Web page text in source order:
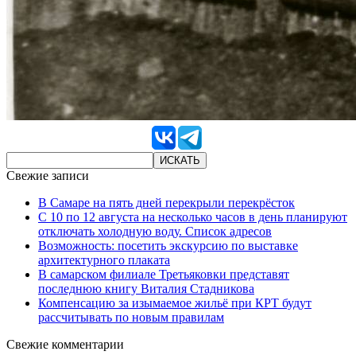
Свежие записи
В Самаре на пять дней перекрыли перекрёсток
С 10 по 12 августа на несколько часов в день планируют
отключать холодную воду. Список адресов
Возможность: посетить экскурсию по выставке
архитектурного плаката
В самарском филиале Третьяковки представят
последнюю книгу Виталия Стадникова
Компенсацию за изымаемое жильё при КРТ будут
рассчитывать по новым правилам
Свежие комментарии